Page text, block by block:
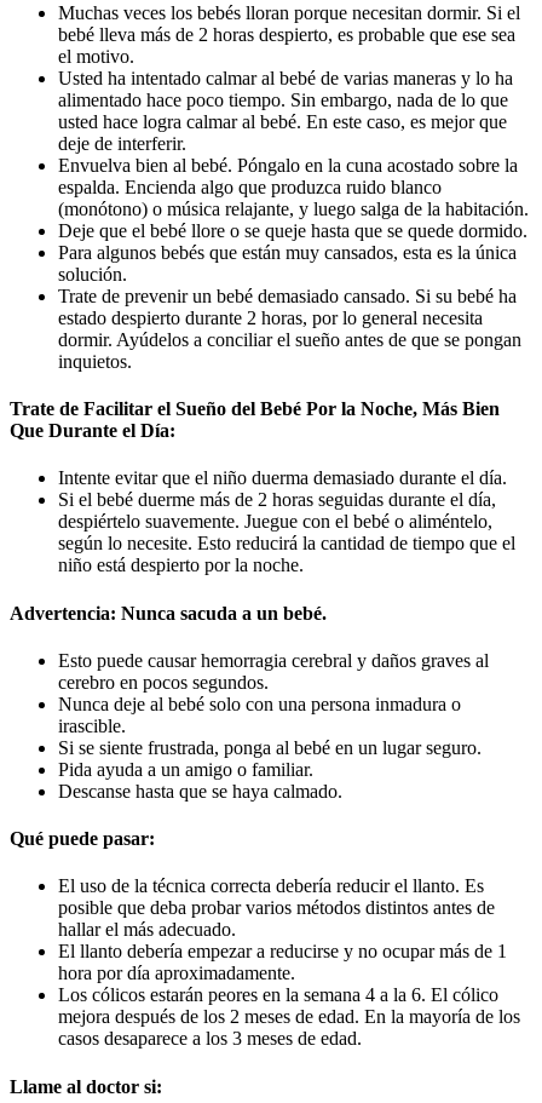
Muchas veces los bebés lloran porque necesitan dormir. Si el
bebé lleva más de 2 horas despierto, es probable que ese sea
el motivo.
Usted ha intentado calmar al bebé de varias maneras y lo ha
alimentado hace poco tiempo. Sin embargo, nada de lo que
usted hace logra calmar al bebé. En este caso, es mejor que
deje de interferir.
Envuelva bien al bebé. Póngalo en la cuna acostado sobre la
espalda. Encienda algo que produzca ruido blanco
(monótono) o música relajante, y luego salga de la habitación.
Deje que el bebé llore o se queje hasta que se quede dormido.
Para algunos bebés que están muy cansados, esta es la única
solución.
Trate de prevenir un bebé demasiado cansado. Si su bebé ha
estado despierto durante 2 horas, por lo general necesita
dormir. Ayúdelos a conciliar el sueño antes de que se pongan
inquietos.
Trate de Facilitar el Sueño del Bebé Por la Noche, Más Bien
Que Durante el Día:
Intente evitar que el niño duerma demasiado durante el día.
Si el bebé duerme más de 2 horas seguidas durante el día,
despiértelo suavemente. Juegue con el bebé o aliméntelo,
según lo necesite. Esto reducirá la cantidad de tiempo que el
niño está despierto por la noche.
Advertencia: Nunca sacuda a un bebé.
Esto puede causar hemorragia cerebral y daños graves al
cerebro en pocos segundos.
Nunca deje al bebé solo con una persona inmadura o
irascible.
Si se siente frustrada, ponga al bebé en un lugar seguro.
Pida ayuda a un amigo o familiar.
Descanse hasta que se haya calmado.
Qué puede pasar:
El uso de la técnica correcta debería reducir el llanto. Es
posible que deba probar varios métodos distintos antes de
hallar el más adecuado.
El llanto debería empezar a reducirse y no ocupar más de 1
hora por día aproximadamente.
Los cólicos estarán peores en la semana 4 a la 6. El cólico
mejora después de los 2 meses de edad. En la mayoría de los
casos desaparece a los 3 meses de edad.
Llame al doctor si: